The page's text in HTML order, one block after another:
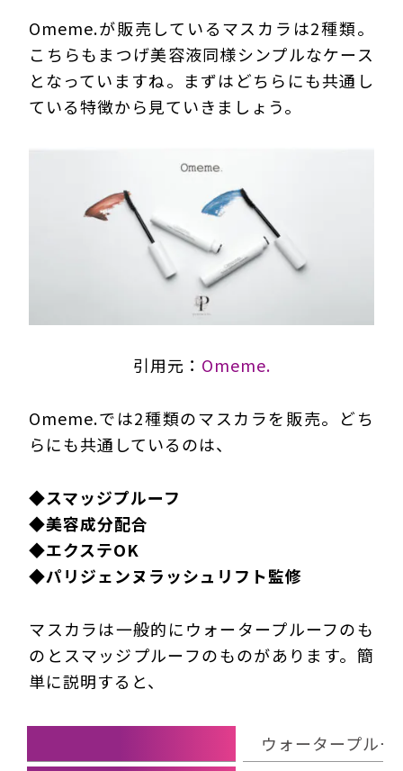
Omeme.が販売しているマスカラは2種類。
こちらもまつげ美容液同様シンプルなケース
となっていますね。まずはどちらにも共通し
ている特徴から見ていきましょう。
引用元： Omeme.
Omeme.では2種類のマスカラを販売。どち
らにも共通しているのは、
◆スマッジプルーフ
◆美容成分配合
◆エクステOK
◆パリジェンヌラッシュリフト監修
マスカラは一般的にウォータープルーフのも
のとスマッジプルーフのものがあります。簡
単に説明すると、
ウォータープルー